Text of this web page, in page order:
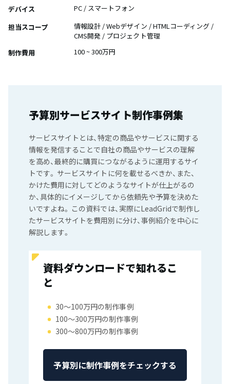
デバイス
PC / スマートフォン
担当スコープ
情報設計 / Webデザイン / HTMLコーディング /
CMS開発 / プロジェクト管理
制作費用
100 ~ 300万円
予算別サービスサイト制作事例集
サービスサイトとは、特定の商品やサービスに関する
情報を発信することで自社の商品やサービスの理解
を高め、最終的に購買につながるように運用するサイ
トです。 サービスサイトに何を載せるべきか、また、
かけた費用に対してどのようなサイトが仕上がるの
か、具体的にイメージしてから依頼先や予算を決めた
いですよね。 この資料では、実際にLeadGridで制作し
たサービスサイトを費用別に分け、事例紹介を中心に
解説します。
資料ダウンロードで知れるこ
と
30〜100万円の制作事例
100〜300万円の制作事例
300〜800万円の制作事例
予算別に制作事例をチェックする